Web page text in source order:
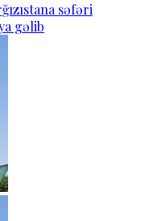
səfəri
gəlib